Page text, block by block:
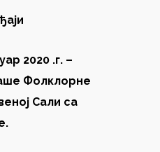
2020 .г. –
Фолклорне
Сали са